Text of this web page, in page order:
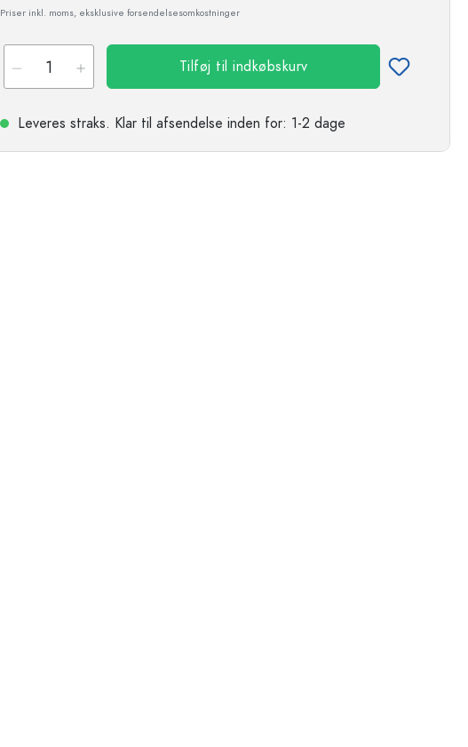
Priser inkl. moms, eksklusive forsendelsesomkostninger
Tilføj til indkøbskurv
Leveres straks. Klar til afsendelse inden for: 1-2 dage